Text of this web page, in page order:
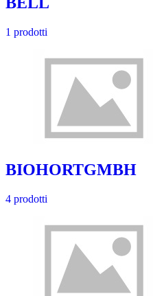
1 prodotti
BIOHORTGMBH
4 prodotti